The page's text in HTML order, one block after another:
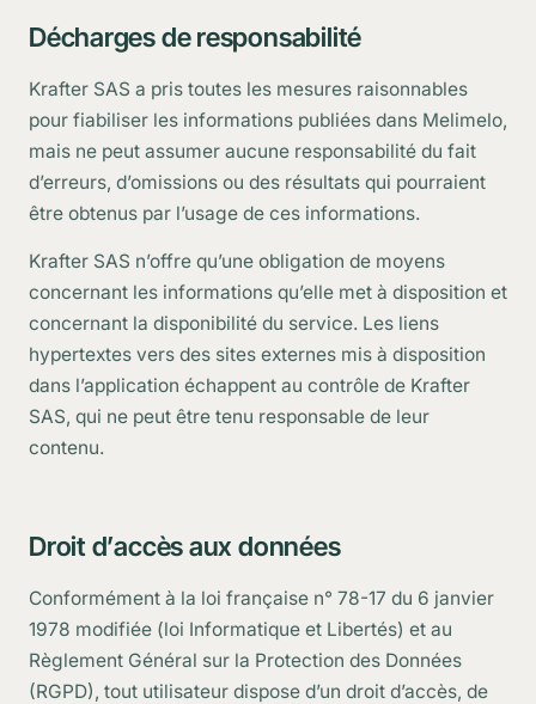
Décharges de responsabilité
Krafter SAS a pris toutes les mesures raisonnables
pour fiabiliser les informations publiées dans Melimelo,
mais ne peut assumer aucune responsabilité du fait
d’erreurs, d’omissions ou des résultats qui pourraient
être obtenus par l’usage de ces informations.
Krafter SAS n’offre qu’une obligation de moyens
concernant les informations qu’elle met à disposition et
concernant la disponibilité du service. Les liens
hypertextes vers des sites externes mis à disposition
dans l’application échappent au contrôle de Krafter
SAS, qui ne peut être tenu responsable de leur
contenu.
Droit d’accès aux données
Conformément à la loi française n° 78-17 du 6 janvier
1978 modifiée (loi Informatique et Libertés) et au
Règlement Général sur la Protection des Données
(RGPD), tout utilisateur dispose d’un droit d’accès, de